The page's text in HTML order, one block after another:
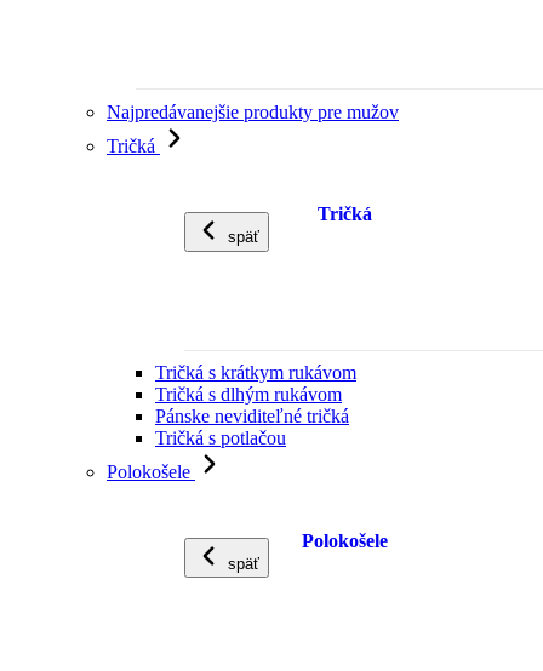
Najpredávanejšie produkty pre mužov
Tričká
späť
Tričká
Tričká s krátkym rukávom
Tričká s dlhým rukávom
Pánske neviditeľné tričká
Tričká s potlačou
Polokošele
späť
Polokošele